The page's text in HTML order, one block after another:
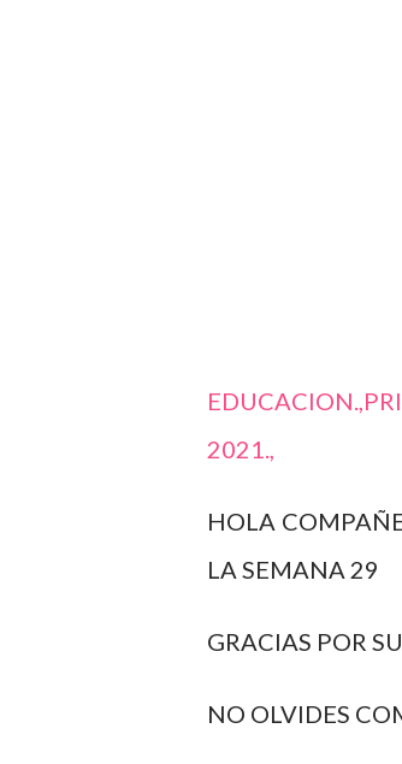
2021.,
HOLA
LA SEMANA 29
GRACIAS POR
NO OLVIDES